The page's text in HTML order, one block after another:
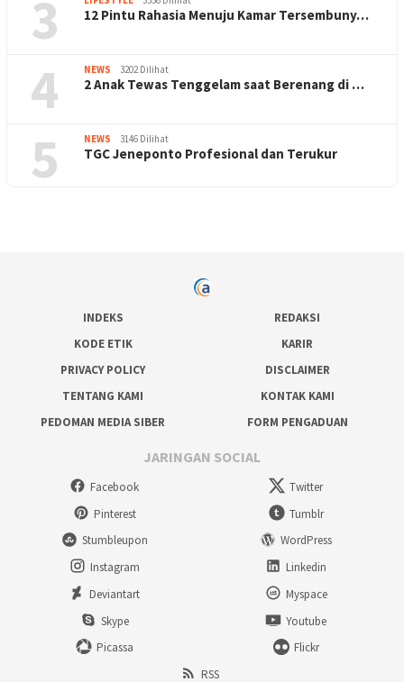
3 12 Pintu Rahasia Menuju Kamar Tersembuny…
4 NEWS 3202 Dilihat
2 Anak Tewas Tenggelam saat Berenang di …
5 NEWS 3146 Dilihat
TGC Jeneponto Profesional dan Terukur
INDEKS
REDAKSI
KODE ETIK
KARIR
PRIVACY POLICY
DISCLAIMER
TENTANG KAMI
KONTAK KAMI
PEDOMAN MEDIA SIBER
FORM PENGADUAN
JARINGAN SOCIAL
Facebook
Twitter
Pinterest
Tumblr
Stumbleupon
WordPress
Instagram
Linkedin
Deviantart
Myspace
Skype
Youtube
Picassa
Flickr
RSS